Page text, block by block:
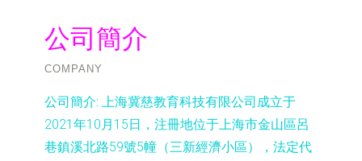
公司簡介
COMPANY
公司簡介: 上海冀慈教育科技有限公司成立于
2021年10月15日，注冊地位于上海市金山區呂
巷鎮溪北路59號5幢（三新經濟小區），法定代